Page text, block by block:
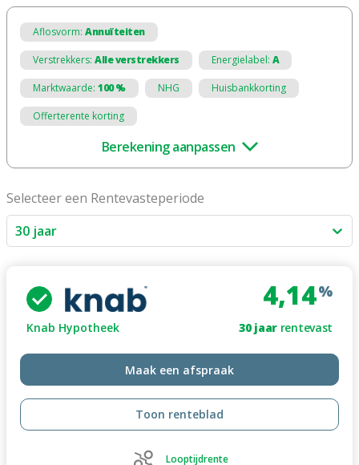
Aflosvorm: Annuïteiten
Verstrekkers: Alle verstrekkers Energielabel: A
Marktwaarde: 100 % NHG Huisbankkorting
Offerterente korting
Berekening aanpassen
Selecteer een Rentevasteperiode
30 jaar
Knab Hypotheek
4,14%
30jaar rentevast
Maak een afspraak
Toon renteblad
Looptijdrente